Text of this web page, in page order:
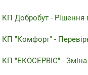
КП Добробут -
КП "Комфорт" -
КП "ЕКОСЕРВІС" - Зміна